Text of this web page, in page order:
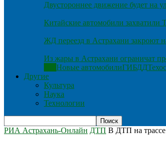
Двустороннее движение будет на
Китайские автомобили
ЖД переезд в Астрахани закроют
Из жары в Астрахани ограничат
Новые автомобилиГИБДД
Другие
Культура
Наука
Технологии
РИА Астрахань-Онлайн ДТП В ДТП на